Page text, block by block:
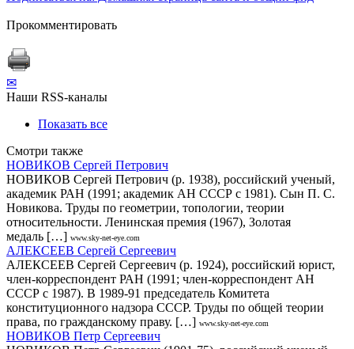
Прокомментировать
✉
Наши RSS-каналы
Показать все
Смотри также
НОВИКОВ Сергей Петрович
НОВИКОВ Сергей Петрович (р. 1938), российский ученый,
академик РАН (1991; академик АН СССР с 1981). Сын П. С.
Новикова. Труды по геометрии, топологии, теории
относительности. Ленинская премия (1967), Золотая
медаль […] www.sky-net-eye.com
АЛЕКСЕЕВ Сергей Сергеевич
АЛЕКСЕЕВ Сергей Сергеевич (р. 1924), российский юрист,
член-корреспондент РАН (1991; член-корреспондент АН
СССР с 1987). В 1989-91 председатель Комитета
конституционного надзора СССР. Труды по общей теории
права, по гражданскому праву. […] www.sky-net-eye.com
НОВИКОВ Петр Сергеевич